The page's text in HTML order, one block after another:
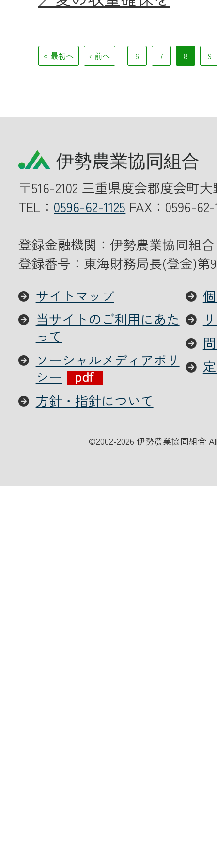
« 最初へ ‹ 前へ 6 7 8 9
〒516-2102 三重県度会郡度会町
TEL： 0596-62-1125 FAX：0596-62-
登録金融機関：伊勢農業協同組合
登録番号：東海財務局長(登金)第
サイトマップ
当サイトのご利用にあた
って
ソーシャルメディアポリ
シー
方針・指針について
©2002-2026 伊勢農業協同組合